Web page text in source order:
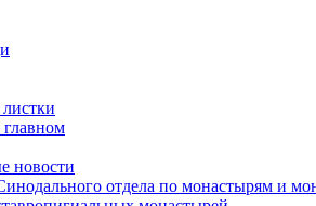
главном
новости
отдела по монастырям и